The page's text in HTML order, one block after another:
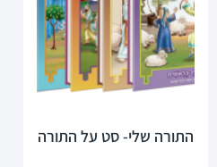
התורה שלי- סט על התורה